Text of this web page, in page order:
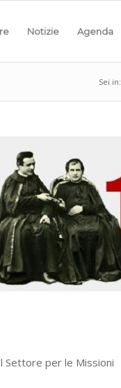
Notizie Agenda
Sei in:
Settore per le Missioni